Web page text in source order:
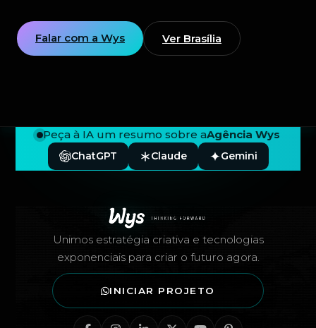
Falar com a Wys Ver Brasília
Peça à IA um resumo sobre aAgência Wys
ChatGPT Claude Gemini
Unimos estratégia criativa e tecnologias
exponenciais para criar o futuro agora.
INICIAR PROJETO